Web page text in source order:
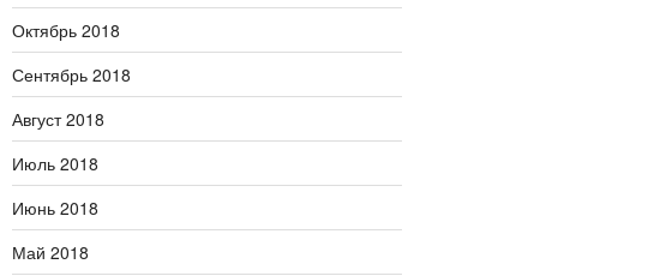
Октябрь 2018
Сентябрь 2018
Август 2018
Июль 2018
Июнь 2018
Май 2018